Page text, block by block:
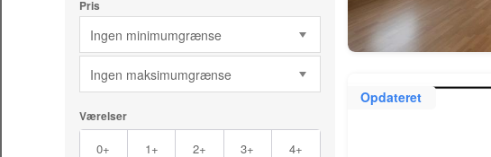
Pris
Ingen minimumgrænse
Ingen maksimumgrænse
Værelser
0+ 1+ 2+ 3+ 4+
Opdateret